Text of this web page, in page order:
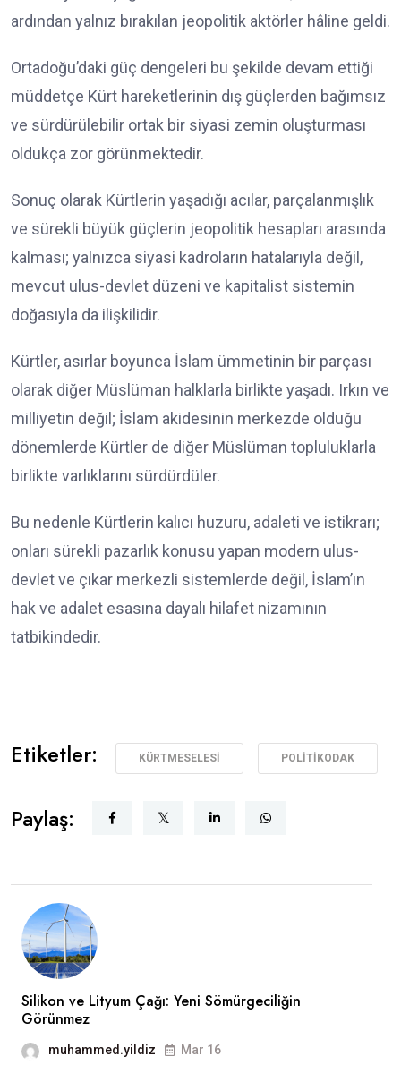
ardından yalnız bırakılan jeopolitik aktörler hâline geldi.
Ortadoğu’daki güç dengeleri bu şekilde devam ettiği
müddetçe Kürt hareketlerinin dış güçlerden bağımsız
ve sürdürülebilir ortak bir siyasi zemin oluşturması
oldukça zor görünmektedir.
Sonuç olarak Kürtlerin yaşadığı acılar, parçalanmışlık
ve sürekli büyük güçlerin jeopolitik hesapları arasında
kalması; yalnızca siyasi kadroların hatalarıyla değil,
mevcut ulus-devlet düzeni ve kapitalist sistemin
doğasıyla da ilişkilidir.
Kürtler, asırlar boyunca İslam ümmetinin bir parçası
olarak diğer Müslüman halklarla birlikte yaşadı. Irkın ve
milliyetin değil; İslam akidesinin merkezde olduğu
dönemlerde Kürtler de diğer Müslüman topluluklarla
birlikte varlıklarını sürdürdüler.
Bu nedenle Kürtlerin kalıcı huzuru, adaleti ve istikrarı;
onları sürekli pazarlık konusu yapan modern ulus-
devlet ve çıkar merkezli sistemlerde değil, İslam’ın
hak ve adalet esasına dayalı hilafet nizamının
tatbikindedir.
Etiketler: KÜRTMESELESI POLITIKODAK
Paylaş:
Silikon ve Lityum Çağı: Yeni Sömürgeciliğin
Görünmez
muhammed.yildiz Mar 16